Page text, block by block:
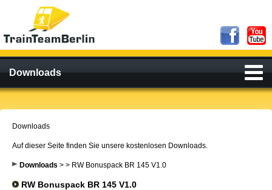
Downloads
Downloads
Auf dieser Seite finden Sie unsere kostenlosen Downloads.
Downloads > > RW Bonuspack BR 145 V1.0
RW Bonuspack BR 145 V1.0